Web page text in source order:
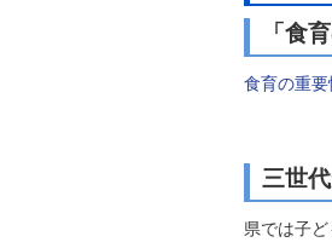
「食
食育の重
三世
県では子